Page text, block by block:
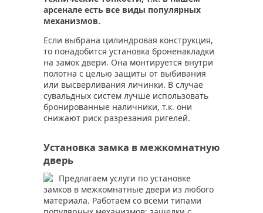
арсенале есть все виды популярных
механизмов.
Если выбрана цилиндровая конструкция,
то понадобится установка броненакладки
на замок двери. Она монтируется внутри
полотна с целью защиты от выбивания
или высверливания личинки. В случае
сувальдных систем лучше использовать
бронированные наличники, т.к. они
снижают риск разрезания ригелей.
Установка замка в межкомнатную
дверь
Предлагаем услуги по установке
замков в межкомнатные двери из любого
материала. Работаем со всеми типами